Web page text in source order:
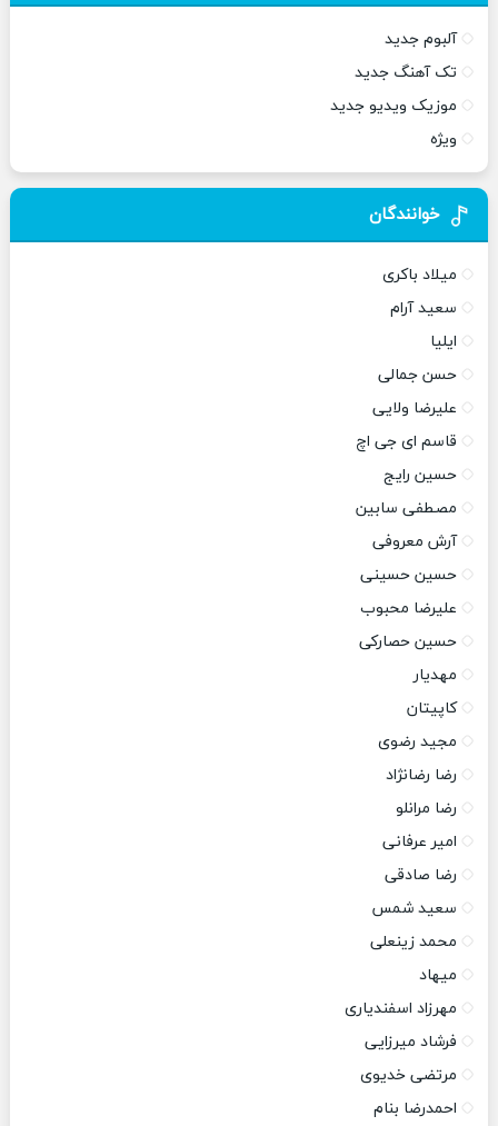
آلبوم جدید
تک آهنگ جدید
موزیک ویدیو جدید
ویژه
خوانندگان
میلاد باکری
سعید آرام
ایلیا
حسن جمالی
علیرضا ولایی
قاسم ای جی اچ
حسین رایج
مصطفی سابین
آرش معروفی
حسین حسینی
علیرضا محبوب
حسین حصارکی
مهدیار
کاپیتان
مجید رضوی
رضا رضانژاد
رضا مرانلو
امیر عرفانی
رضا صادقی
سعید شمس
محمد زینعلی
میهاد
مهرزاد اسفندیاری
فرشاد میرزایی
مرتضی خدیوی
احمدرضا بنام